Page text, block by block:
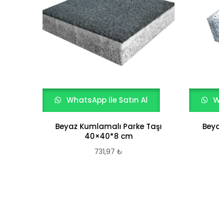
WhatsApp ile Satın Al
Beyaz Kumlamalı Parke Taşı
40×40*8 cm
731,97 ₺